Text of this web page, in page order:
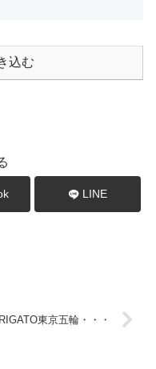
込む
LINE
東京五輪・・・